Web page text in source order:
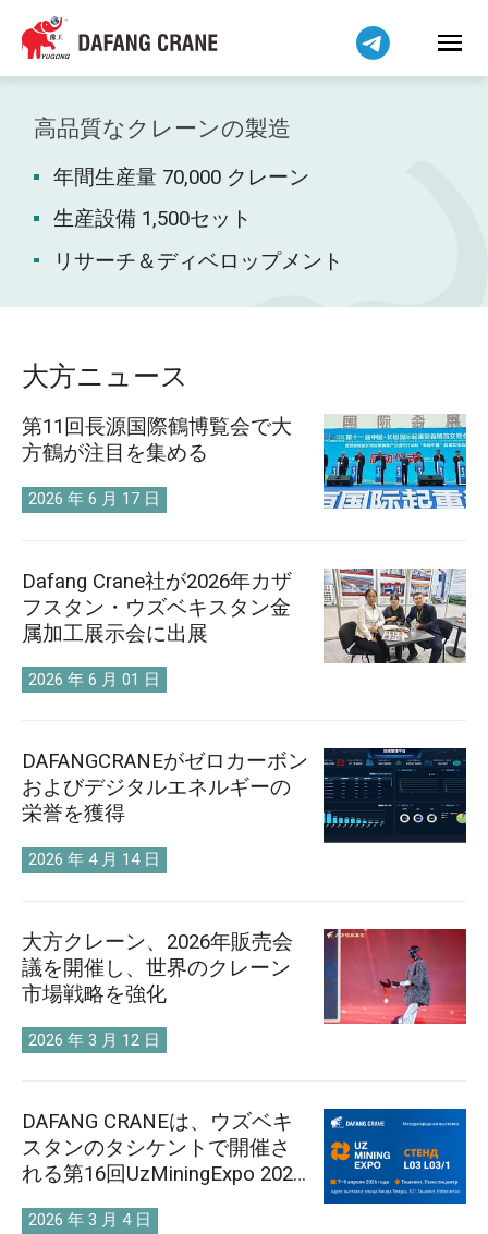
高品質なクレーンの製造
年間生産量 70,000 クレーン
生産設備 1,500セット
リサーチ＆ディベロップメント
大方ニュース
第11回長源国際鶴博覧会で大
方鶴が注目を集める
2026 年 6 月 17 日
Dafang Crane社が2026年カザ
フスタン・ウズベキスタン金
属加工展示会に出展
2026 年 6 月 01 日
DAFANGCRANEがゼロカーボン
およびデジタルエネルギーの
栄誉を獲得
2026 年 4 月 14 日
大方クレーン、2026年販売会
議を開催し、世界のクレーン
市場戦略を強化
2026 年 3 月 12 日
DAFANG CRANEは、ウズベキ
スタンのタシケントで開催さ
れる第16回UzMiningExpo 2026
にご招待いたします。
2026 年 3 月 4 日
Bahasa Indonesia
Bahasa Melayu
Tiếng Việt
简体中文
বাংলা
فارسی
Pilipino
اردو
Беларуская мова
Kiswahili
Dansk
Norsk
O‘zbekcha